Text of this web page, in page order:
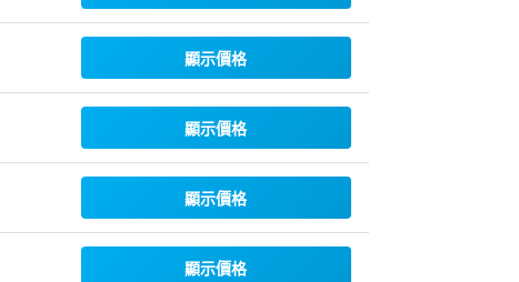
顯示價格
顯示價格
顯示價格
顯示價格